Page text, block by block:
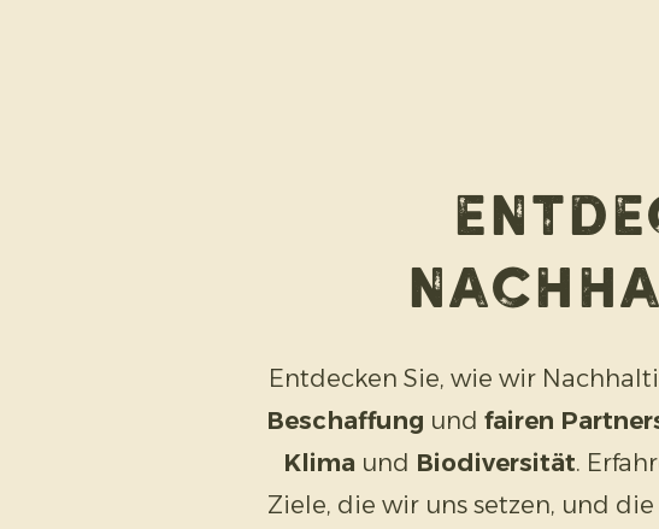
Entdecken Sie, wie wir
Beschaffung und fairen
Klima und Biodiversität.
Ziele, die wir uns setzen, und